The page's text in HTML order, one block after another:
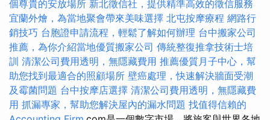
個尊貴的安放場所 新北徵信社，提供精準高效的徵信服務
宜蘭外燴，為當地聚會帶來美味選擇 北屯按摩療程 網路行
銷技巧 台胞證申請流程，輕鬆了解如何辦理 台中搬家公司
推薦，為你介紹當地優質搬家公司 傳統整復推拿技術士培
訓 清潔公司費用透明，無隱藏費用 推薦優質月子中心，幫
助您找到最適合的照顧場所 壁癌處理，快速解決牆面受潮
及霉菌問題 台中按摩店選擇 清潔公司費用透明，無隱藏費
用 抓漏專家，幫助您解決屋內的漏水問題 找值得信賴的